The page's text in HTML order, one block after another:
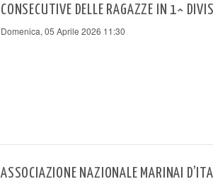
CONSECUTIVE DELLE RAGAZZE IN 1^
Domenica, 05 Aprile 2026 11:30
ASSOCIAZIONE NAZIONALE MARINAI